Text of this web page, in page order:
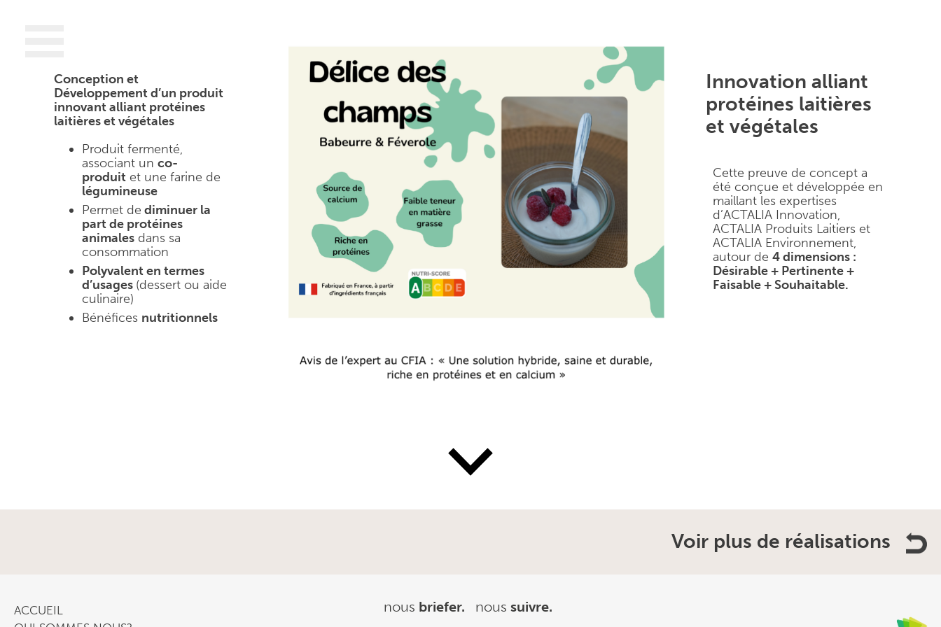
Conception et
Développement d’un produit
innovant alliant protéines
laitières et végétales
Produit fermenté,
associant unco-
produit et une farine de
légumineuse
Permet de diminuer la
part de protéines
animales dans sa
consommation
Polyvalent en termes
d’usages (dessert ou aide
culinaire)
Bénéfices nutritionnels
Innovation alliant
protéines laitières
et végétales
Cette preuve de concept a
été conçue et développée en
maillant les expertises
d’ACTALIA Innovation,
ACTALIA Produits Laitiers et
ACTALIA Environnement,
autour de 4 dimensions :
Désirable + Pertinente +
Faisable + Souhaitable.
Voir plus de réalisations
ACCUEIL
nous briefer. nous suivre.